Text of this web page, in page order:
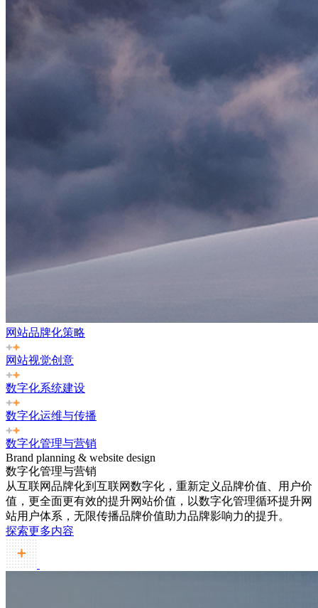
网站品牌化策略
网站视觉创意
数字化系统建设
数字化运维与传播
数字化管理与营销
Brand planning & website design
数字化管理与营销
从互联网品牌化到互联网数字化，重新定义品牌价值、用户价
值，更全面更有效的提升网站价值，以数字化管理循环提升网
站用户体系，无限传播品牌价值助力品牌影响力的提升。
探索更多内容